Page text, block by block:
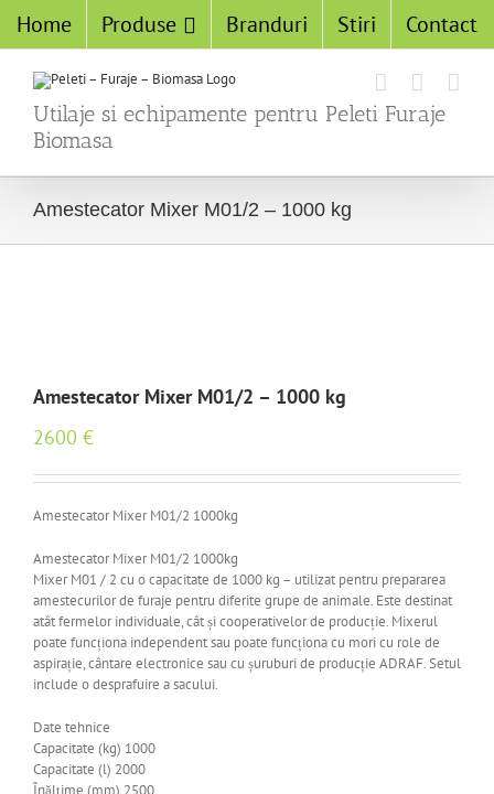
Home Produse Branduri Stiri Contact
Utilaje si echipamente pentru Peleti Furaje
Biomasa
Amestecator Mixer M01/2 – 1000 kg
Amestecator Mixer M01/2 – 1000 kg
2600 €
Amestecator Mixer M01/2 1000kg
Amestecator Mixer M01/2 1000kg
Mixer M01 / 2 cu o capacitate de 1000 kg – utilizat pentru prepararea
amestecurilor de furaje pentru diferite grupe de animale. Este destinat
atât fermelor individuale, cât și cooperativelor de producție. Mixerul
poate funcționa independent sau poate funcționa cu mori cu role de
aspirație, cântare electronice sau cu șuruburi de producție ADRAF. Setul
include o desprafuire a sacului.
Date tehnice
Capacitate (kg) 1000
Capacitate (l) 2000
Înălțime (mm) 2500